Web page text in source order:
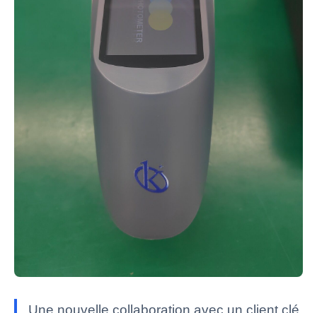
Une nouvelle collaboration avec un client clé